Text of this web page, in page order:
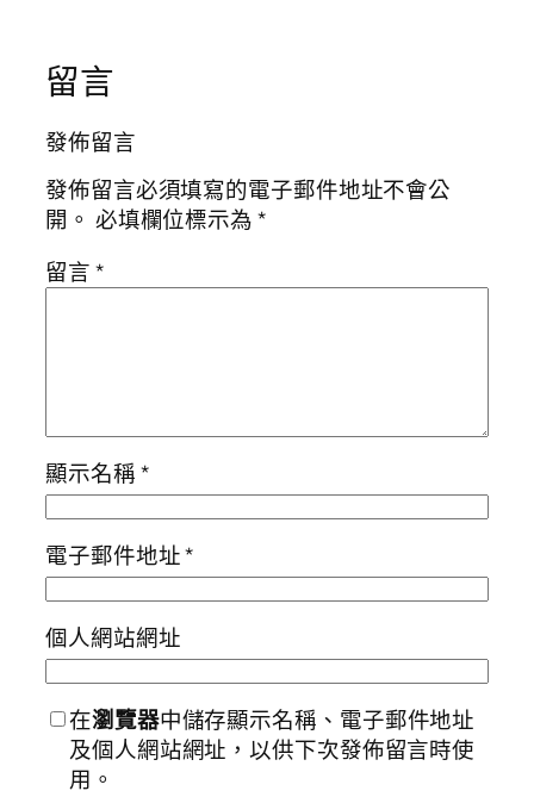
留言
發佈留言
發佈留言必須填寫的電子郵件地址不會公
開。 必填欄位標示為*
留言*
顯示名稱*
電子郵件地址*
個人網站網址
在瀏覽器中儲存顯示名稱、電子郵件地址
及個人網站網址，以供下次發佈留言時使
用。